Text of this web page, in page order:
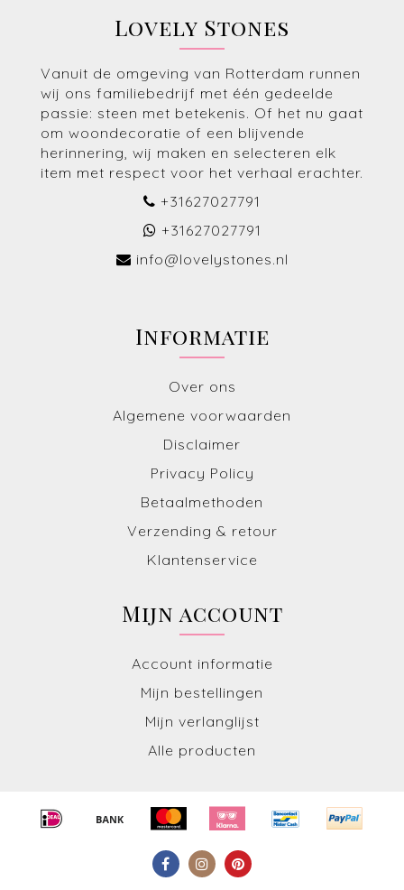
Lovely Stones
Vanuit de omgeving van Rotterdam runnen
wij ons familiebedrijf met één gedeelde
passie: steen met betekenis. Of het nu gaat
om woondecoratie of een blijvende
herinnering, wij maken en selecteren elk
item met respect voor het verhaal erachter.
+31627027791
+31627027791
info@lovelystones.nl
Informatie
Over ons
Algemene voorwaarden
Disclaimer
Privacy Policy
Betaalmethoden
Verzending & retour
Klantenservice
Mijn account
Account informatie
Mijn bestellingen
Mijn verlanglijst
Alle producten